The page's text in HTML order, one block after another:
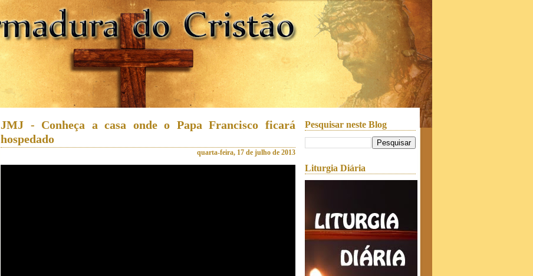
JMJ - Conheça a casa onde o Papa Francisco ficará
hospedado
quarta-feira, 17 de julho de 2013
Pesquisar neste Blog
Liturgia Diária